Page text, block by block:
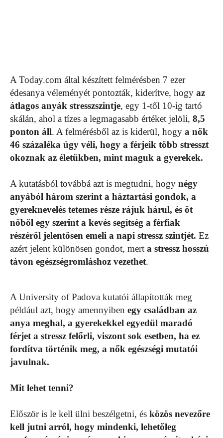
A Today.com által készített felmérésben 7 ezer
édesanya véleményét pontozták, kiderítve, hogy az
átlagos anyák stresszszintje, egy 1-től 10-ig tartó
skálán, ahol a tízes a legmagasabb értéket jelöli, 8,5
ponton áll. A felmérésből az is kiderül, hogy a nők
46 százaléka úgy véli, hogy a férjeik több stresszt
okoznak az életükben, mint maguk a gyerekek.
A kutatásból továbbá azt is megtudni, hogy négy
anyából három szerint a háztartási gondok, a
gyereknevelés tetemes része rájuk hárul, és öt
nőből egy szerint a kevés segítség a férfiak
részéről jelentősen emeli a napi stressz szintjét. Ez
azért jelent különösen gondot, mert a stressz hosszú
távon egészségromláshoz vezethet.
A University of Padova kutatói állapították meg
például azt, hogy amennyiben egy családban az
anya meghal, a gyerekekkel egyedül maradó
férjet a stressz felőrli, viszont sok esetben, ha ez
fordítva történik meg, a nők egészségi mutatói
javulnak.
Mit lehet tenni?
Először is le kell ülni beszélgetni, és közös nevezőre
kell jutni arról, hogy mindenki, lehetőleg